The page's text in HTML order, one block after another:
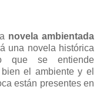
novela ambientada
una novela histórica
que se entiende
el ambiente y el
están presentes en